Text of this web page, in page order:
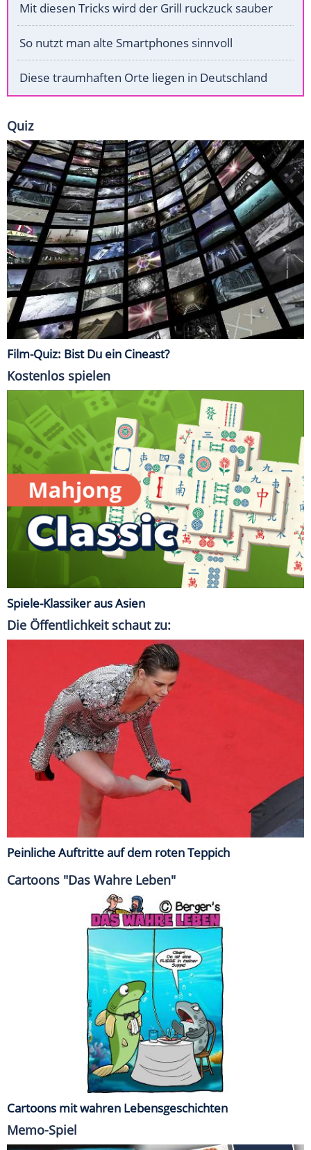
Mit diesen Tricks wird der Grill ruckzuck sauber
So nutzt man alte Smartphones sinnvoll
Diese traumhaften Orte liegen in Deutschland
Quiz
Film-Quiz: Bist Du ein Cineast?
Kostenlos spielen
Spiele-Klassiker aus Asien
Die Öffentlichkeit schaut zu:
Peinliche Auftritte auf dem roten Teppich
Cartoons "Das Wahre Leben"
Cartoons mit wahren Lebensgeschichten
Memo-Spiel